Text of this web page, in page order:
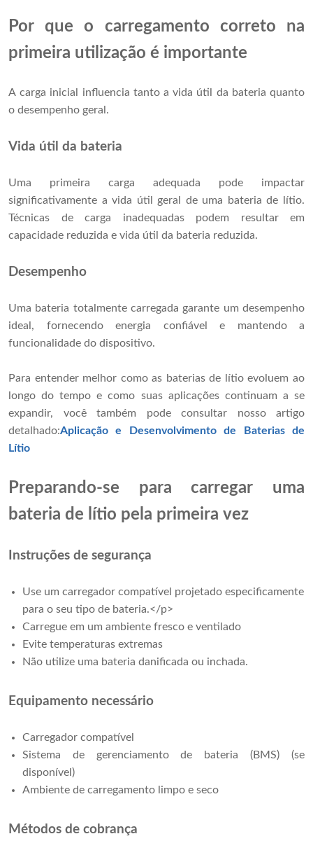
Por que o carregamento correto na
primeira utilização é importante
A carga inicial influencia tanto a vida útil da bateria quanto
o desempenho geral.
Vida útil da bateria
Uma primeira carga adequada pode impactar
significativamente a vida útil geral de uma bateria de lítio.
Técnicas de carga inadequadas podem resultar em
capacidade reduzida e vida útil da bateria reduzida.
Desempenho
Uma bateria totalmente carregada garante um desempenho
ideal, fornecendo energia confiável e mantendo a
funcionalidade do dispositivo.
Para entender melhor como as baterias de lítio evoluem ao
longo do tempo e como suas aplicações continuam a se
expandir, você também pode consultar nosso artigo
detalhado:Aplicação e Desenvolvimento de Baterias de
Lítio
Preparando-se para carregar uma
bateria de lítio pela primeira vez
Instruções de segurança
Use um carregador compatível projetado especificamente
para o seu tipo de bateria.</p>
Carregue em um ambiente fresco e ventilado
Evite temperaturas extremas
Não utilize uma bateria danificada ou inchada.
Equipamento necessário
Carregador compatível
Sistema de gerenciamento de bateria (BMS) (se
disponível)
Ambiente de carregamento limpo e seco
Métodos de cobrança